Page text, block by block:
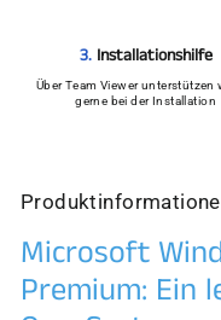
3. Installationshilfe
Über Team Viewer unterstützen
gerne bei der Installation
Microsoft
Premium: Ein